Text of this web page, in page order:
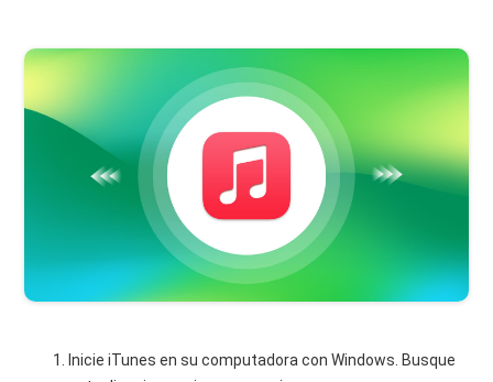
Inicie iTunes en su computadora con Windows. Busque